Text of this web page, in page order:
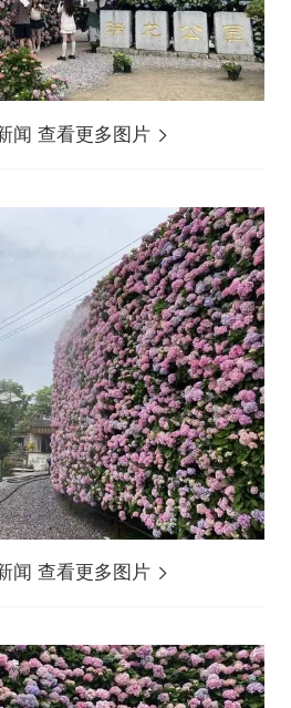
闻 查看更多图片
闻 查看更多图片